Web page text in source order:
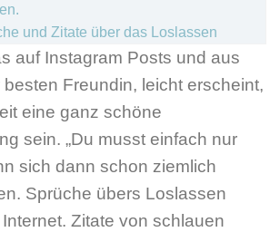
und Zitate über das Loslassen
auf Instagram Posts und aus
Freundin, leicht erscheint,
eine ganz schöne
sein. „Du musst einfach nur
sich dann schon ziemlich
Sprüche übers Loslassen
Zitate von schlauen